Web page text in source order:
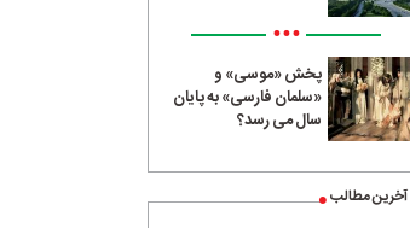
•••
پخش «موسی» و
«سلمان فارسی» به پایان
سال می رسد؟
آخرین مطالب